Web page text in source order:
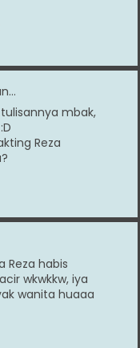
mbak,
Reza
Reza habis
wkwkkw, iya
wanita huaaa